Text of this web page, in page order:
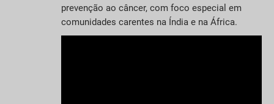
prevenção ao câncer, com foco especial em
comunidades carentes na Índia e na África.